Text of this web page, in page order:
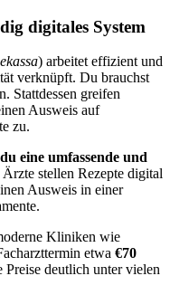
digitales System
) arbeitet effizient und
verknüpft. Du brauchst
Stattdessen greifen
Ausweis auf
zu.
eine umfassende und
Ärzte stellen Rezepte digital
Ausweis in einer
Kliniken wie
etwa €70
Preise deutlich unter vielen